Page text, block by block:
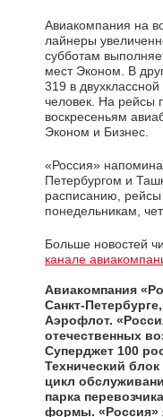
Авиакомпания на
лайнеры
субботам
мест Эконом. В
319 в
человек. На рейсы
воскресеньям
Эконом и Бизнес.
«Россия»
Петербургом и
расписанию,
понедельникам,
Больше новостей
канале
Авиакомпания
Санкт-
Аэрофлот.
отечественных
Суперджет 100
Технический
цикл
парка
формы. «Россия»